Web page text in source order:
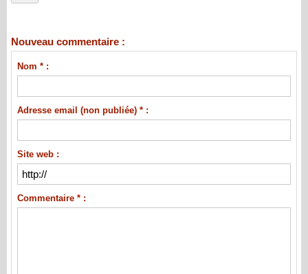
Nouveau commentaire :
Nom * :
Adresse email (non publiée) * :
Site web :
Commentaire * :